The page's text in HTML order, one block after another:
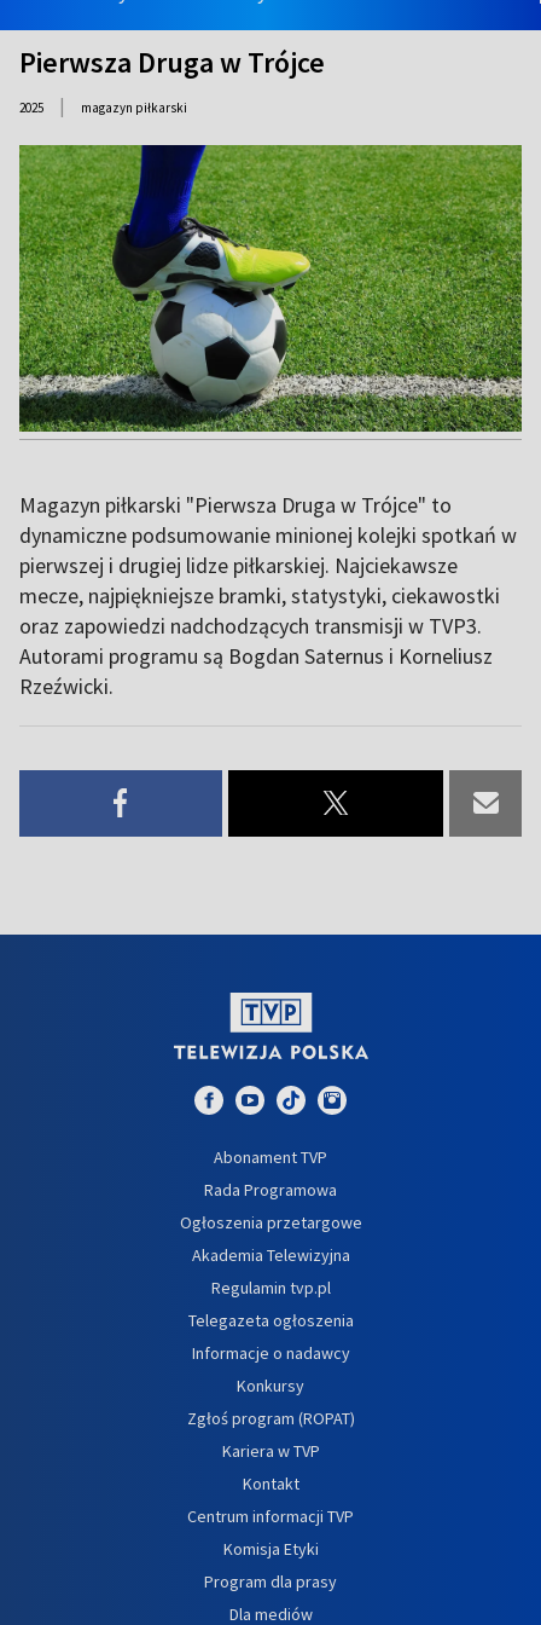
Pierwsza Druga w Trójce
2025 | magazyn piłkarski
Magazyn piłkarski "Pierwsza Druga w Trójce" to
dynamiczne podsumowanie minionej kolejki spotkań w
pierwszej i drugiej lidze piłkarskiej. Najciekawsze
mecze, najpiękniejsze bramki, statystyki, ciekawostki
oraz zapowiedzi nadchodzących transmisji w TVP3.
Autorami programu są Bogdan Saternus i Korneliusz
Rzeźwicki.
Abonament TVP
Rada Programowa
Ogłoszenia przetargowe
Akademia Telewizyjna
Regulamin tvp.pl
Telegazeta ogłoszenia
Informacje o nadawcy
Konkursy
Zgłoś program (ROPAT)
Kariera w TVP
Kontakt
Centrum informacji TVP
Komisja Etyki
Program dla prasy
Dla mediów